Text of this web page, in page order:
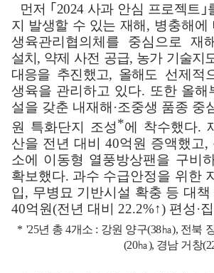
먼저 ｢2024 사과 안심 프로젝트 ｣
지 발생할 수 있는 재해, 병충해에
생육관리협의체를 중심으로 재
설치, 약제 사전 공급, 농가 기술지
대응을 추진했고, 올해도
선제적
생육을 관리하고 있다. 또한 올해
설을 갖춘 내재해·조중생 품종 중
원 특화단지 조성*에 착수했다.
산을 전년 대비 40억원 증액했고,
소에 이동형 열풍방상팬을 구비
확보했다. 과수 수급안정을 위한
입, 무병묘 기반시설 확충 등 대
40억원(전년 대비 22.2%↑) 편성·
* '25년 총4개소 : 강원 양구(38㏊), 전북
(20㏊), 경남 거창